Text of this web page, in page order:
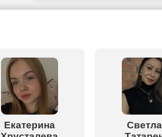
Екатерина